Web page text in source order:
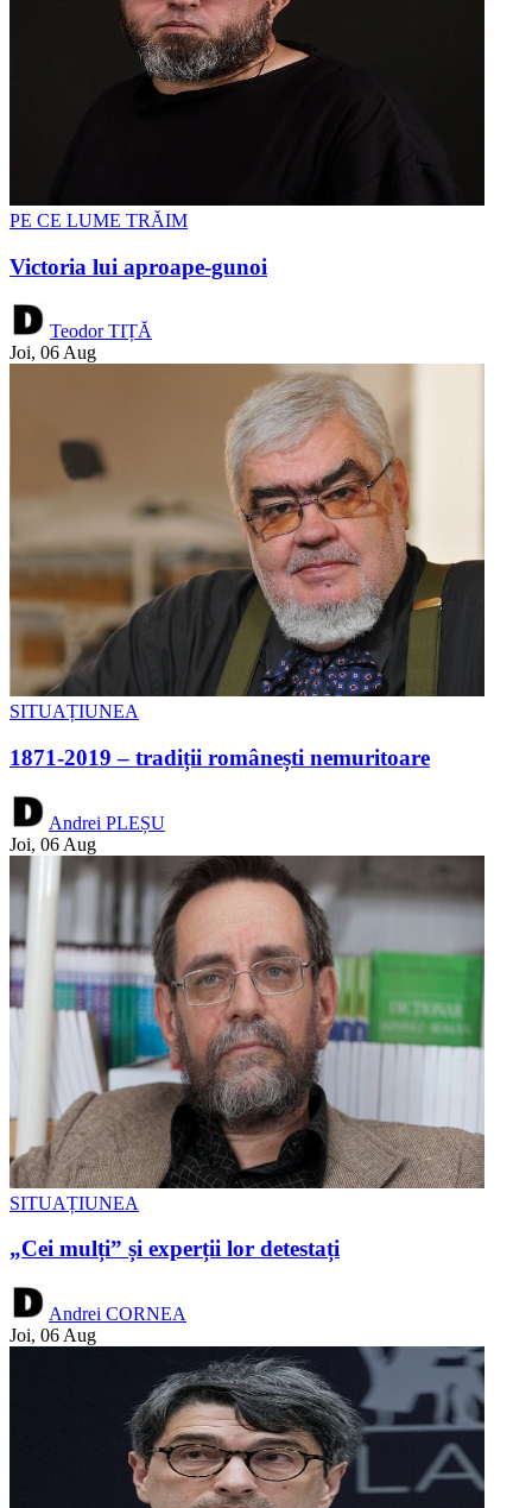
PE CE LUME TRĂIM
Victoria lui aproape-gunoi
Teodor TIȚĂ
Joi, 06 Aug
SITUAȚIUNEA
1871-2019 – tradiții românești nemuritoare
Andrei PLEȘU
Joi, 06 Aug
SITUAȚIUNEA
„Cei mulți” și experții lor detestați
Andrei CORNEA
Joi, 06 Aug